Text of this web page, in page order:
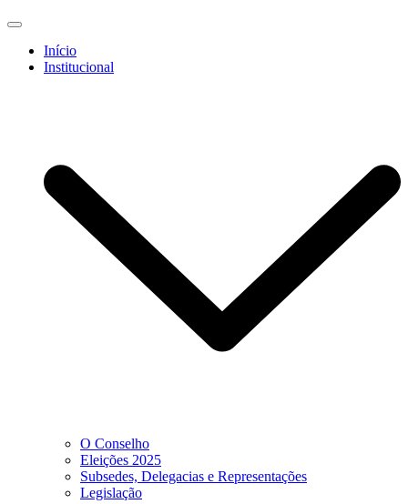
Início
Institucional
O Conselho
Eleições 2025
Subsedes, Delegacias e Representações
Legislação